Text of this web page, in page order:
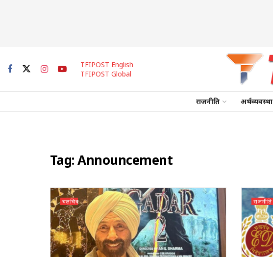
TFIPOST English
TFIPOST Global
राजनीति अर्थव्यवस्था
Tag:Announcement
चलचित्र राजनीति